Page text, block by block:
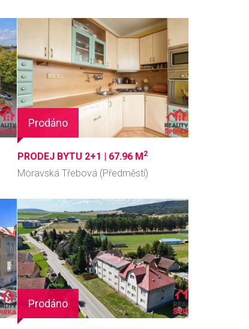
Prodáno
PRODEJ BYTU 2+1 | 67.96 M 2
Moravská Třebová (Předměstí)
Prodáno